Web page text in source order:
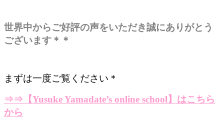
世界中からご好評の声をいただき誠にありがとう
ございます＊＊
まずは一度ご覧ください＊
⇒⇒ 【Yusuke Yamadate’s online school】はこちら
から